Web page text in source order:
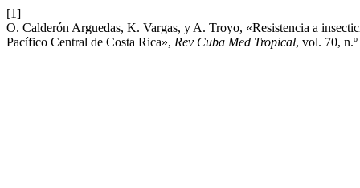
[1]
O. Calderón Arguedas, K. Vargas, y A. Troyo, «Resistencia a
Pacífico Central de Costa Rica», Rev Cuba Med Tropical, vol. 70,